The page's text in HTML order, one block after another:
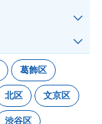
葛飾区
北区 文京区
渋谷区